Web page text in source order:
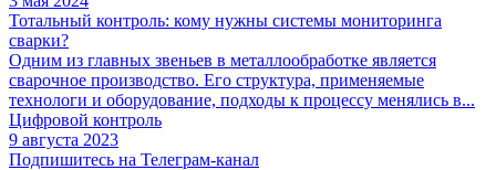
Тотальный контроль: кому нужны системы мониторинга
сварки?
Одним из главных звеньев в металлообработке является
сварочное производство. Его структура, применяемые
технологи и оборудование, подходы к процессу менялись в...
Цифровой контроль
9 августа 2023
Подпишитесь на Телеграм-канал